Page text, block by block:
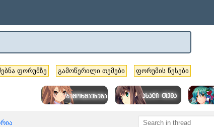
ფორუმზე გამოწერილი თემები ფორუმის წესები